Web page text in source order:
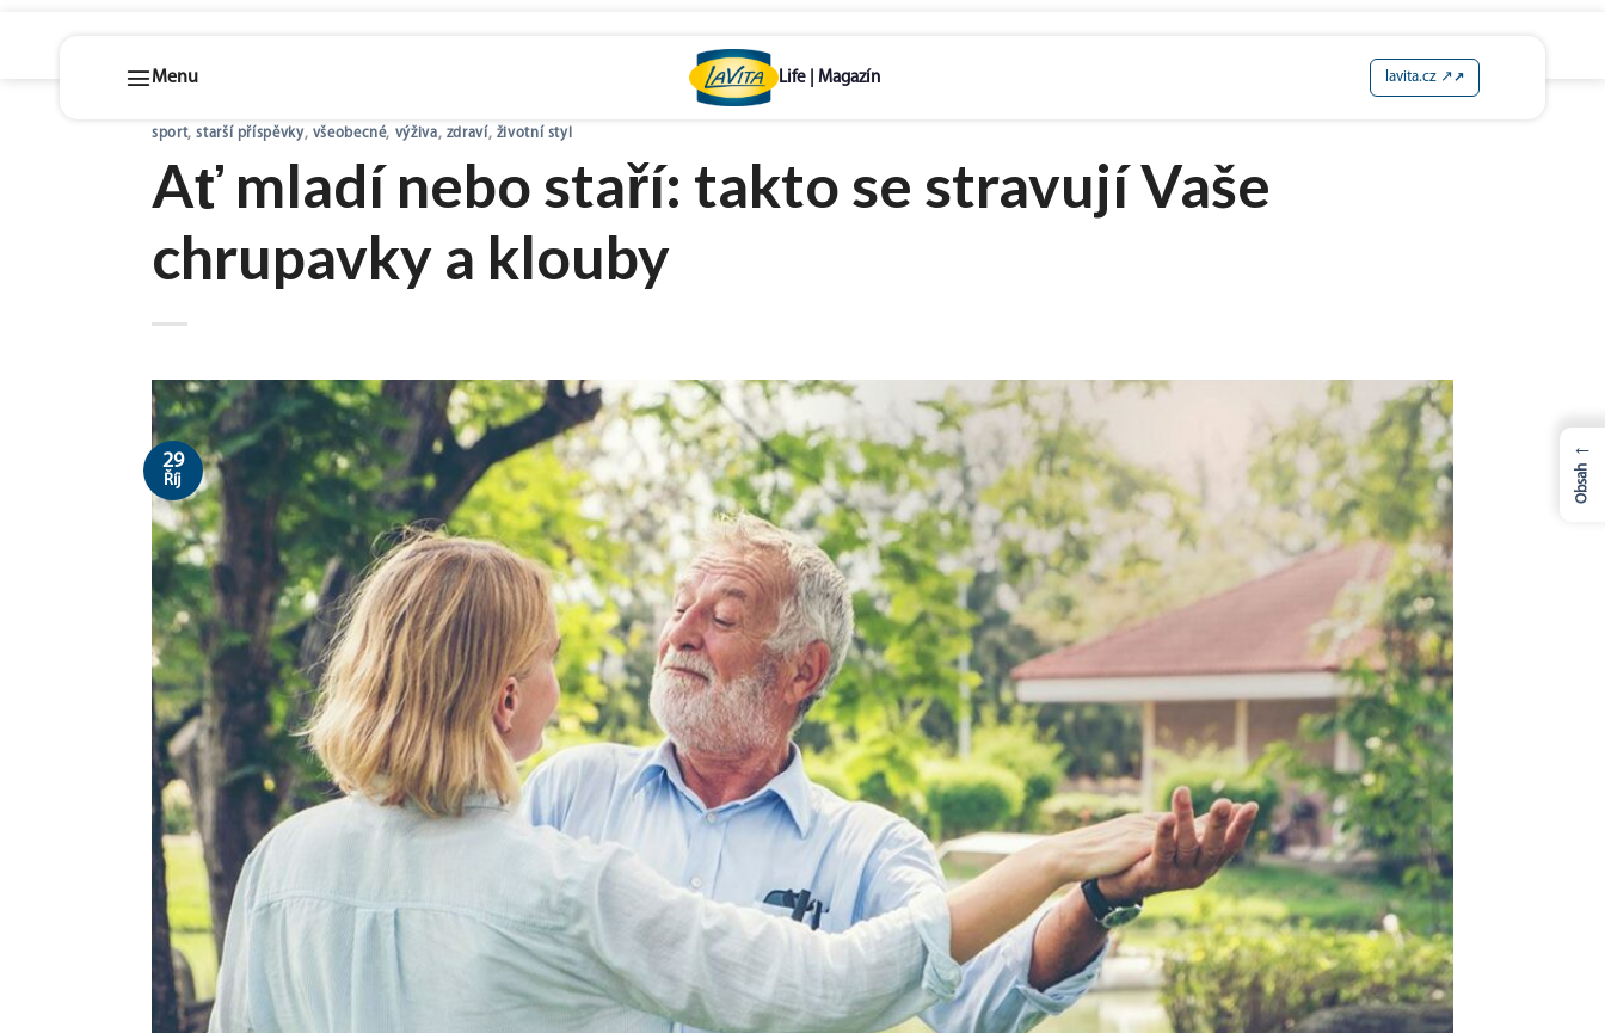
lavita.cz ↗
sport,starší příspěvky, všeobecné, výživa, zdraví, životní styl
Ať mladí nebo staří: takto se stravují Vaše
chrupavky a klouby
29
Říj
←
Obsah